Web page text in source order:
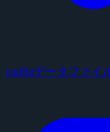
configデータファイ